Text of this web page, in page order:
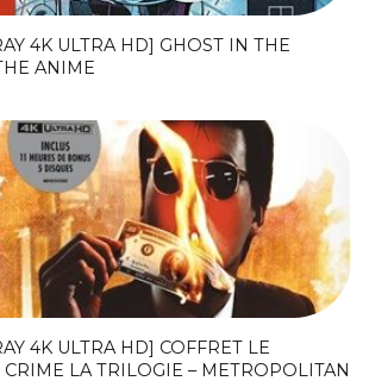
4K ULTRA HD] GHOST IN THE
ANIME
4K ULTRA HD] COFFRET LE
CRIME LA TRILOGIE – METROPOLITAN